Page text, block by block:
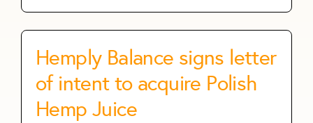
Hemply Balance signs letter
of intent to acquire Polish
Hemp Juice